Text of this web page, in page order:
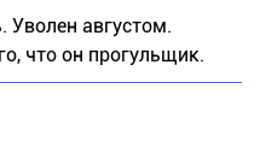
Уволен августом.
что он прогульщик.